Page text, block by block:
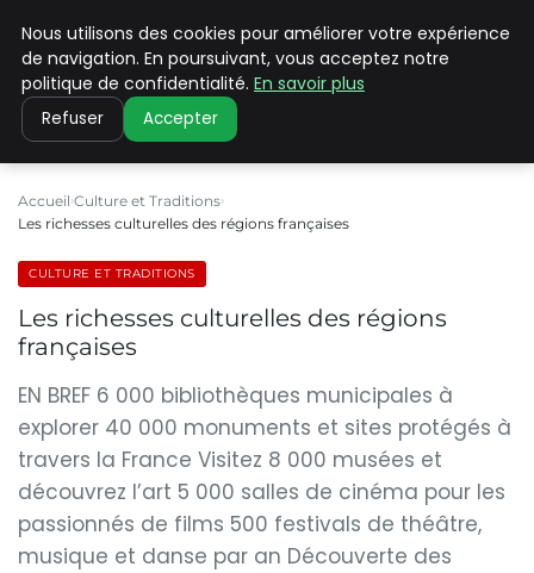
PILAT PATRIMOINES
Accueil Culture et Traditions
Les richesses culturelles des régions françaises
CULTURE ET TRADITIONS
Les richesses culturelles des régions
françaises
EN BREF 6 000 bibliothèques municipales à
explorer 40 000 monuments et sites protégés à
travers la France Visitez 8 000 musées et
découvrez l’art 5 000 salles de cinéma pour les
passionnés de films 500 festivals de théâtre,
musique et danse par an Découverte des
Nous utilisons des cookies pour améliorer votre expérience
de navigation. En poursuivant, vous acceptez notre
politique de confidentialité. En savoir plus
Refuser Accepter